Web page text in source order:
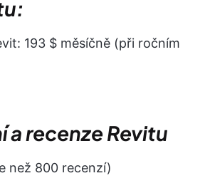
193 $ měsíčně (při ročním
a recenze Revitu
než 800 recenzí)